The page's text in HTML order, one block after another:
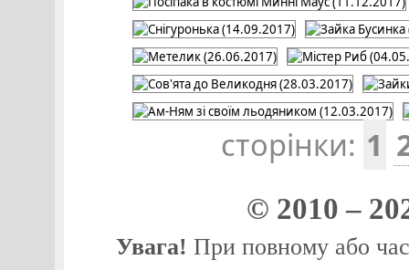
сторінки: 1
© 2010 –
Увага! При повному або